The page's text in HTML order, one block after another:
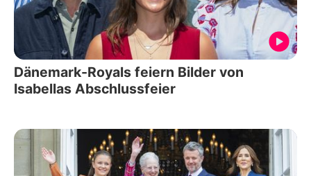
Dänemark-Royals feiern Bilder von
Isabellas Abschlussfeier